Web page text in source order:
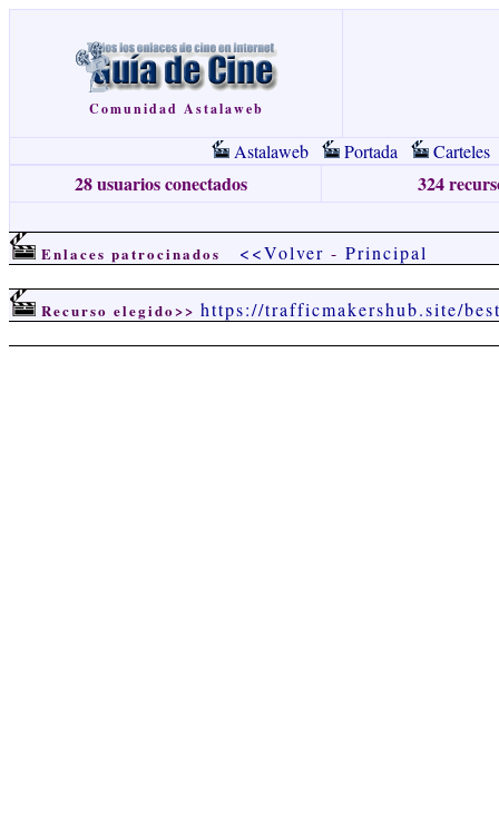
Comunidad Astalaweb
Astalaweb Portada Carteles
28 usuarios conectados 324
Enlaces patrocinados <<Volver - Principal
Recurso elegido>> https://trafficmakershub.site/